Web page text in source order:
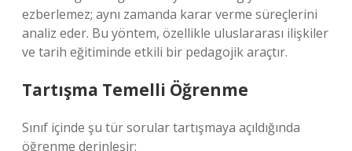
ezberlemez; aynı zamanda karar verme süreçlerini
analiz eder. Bu yöntem, özellikle uluslararası ilişkiler
ve tarih eğitiminde etkili bir pedagojik araçtır.
Tartışma Temelli Öğrenme
Sınıf içinde şu tür sorular tartışmaya açıldığında
öğrenme derinleşir: